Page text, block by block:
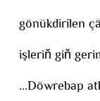
gönükdirilen
işleriň giň
...Döwrebap